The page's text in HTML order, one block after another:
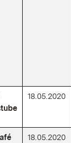
18.05.2020
18.05.2020